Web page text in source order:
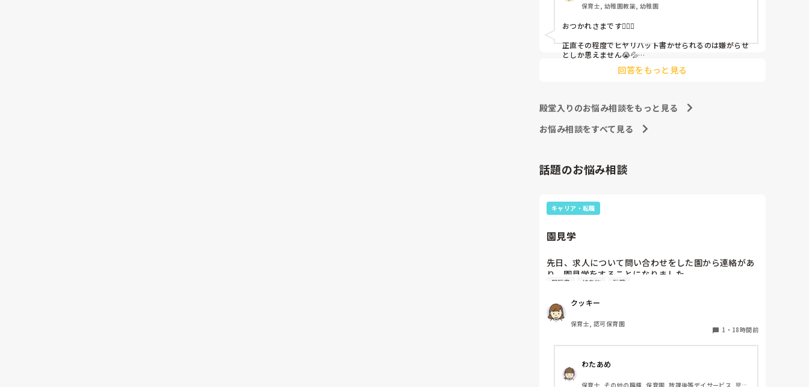
これだけで30〜40分拘束されて辛いです
皆さんの園はどうですか?
保育士, 幼稚園教諭, 幼稚園
おつかれさまです🙇🏻‍♀️
正直その程度でヒヤリハット書かせられるのは嫌がらせ
としか思えません😭💦
他の先生方も同様のことをされているのでしょうか？
回答をもっと見る
殿堂入りのお悩み相談をもっと見る
お悩み相談をすべて見る
話題のお悩み相談
キャリア・転職
園見学
先日、求人について問い合わせをした園から連絡があ
り、園見学をすることになりました。
私としては求人に応募したという認識ですが、『園見
物について質問しましたが、見学なので特にありませ
んとのこと
このような場合は本当に見学だけで終了なのでしょう
それとも、やはり履歴書や職務経歴書を持参した方が
良いのでしょうか？
履歴書 持ち物 転職
クッキー
保育士, 認可保育園
1 ・ 18時間前
わたあめ
保育士, その他の職種, 保育園, 放課後等デイサービス, 児童